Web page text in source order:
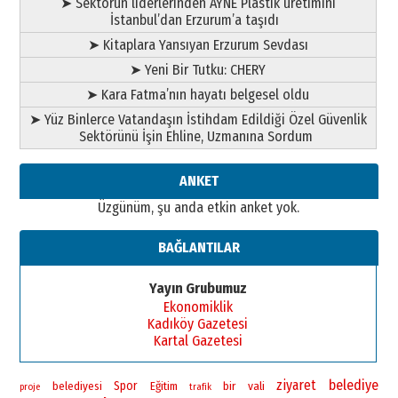
İstanbul’dan Erzurum’a taşıdı
➤ Kitaplara Yansıyan Erzurum Sevdası
➤ Yeni Bir Tutku: CHERY
➤ Kara Fatma’nın hayatı belgesel oldu
➤ Yüz Binlerce Vatandaşın İstihdam Edildiği Özel Güvenlik
Sektörünü İşin Ehline, Uzmanına Sordum
ANKET
Üzgünüm, şu anda etkin anket yok.
BAĞLANTILAR
Yayın Grubumuz
Ekonomiklik
Kadıköy Gazetesi
Kartal Gazetesi
proje belediyesi Spor Eğitim trafik bir vali ziyaret belediye